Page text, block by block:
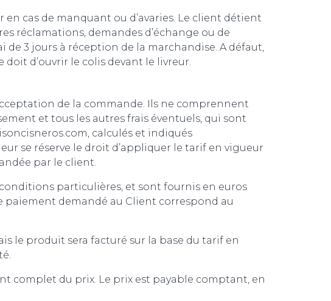
cas de manquant ou d’avaries. Le client détient
réclamations, demandes d’échange ou de
de 3 jours à réception de la marchandise. A défaut,
d’ouvrir le colis devant le livreur.
de la commande. Ils ne comprennent
et tous les autres frais éventuels, qui sont
calculés et indiqués
se réserve le droit d’appliquer le tarif en vigueur
par le client.
conditions particulières, et sont fournis en euros
paiement demandé au Client correspond au
le produit sera facturé sur la base du tarif en
complet du prix. Le prix est payable comptant, en